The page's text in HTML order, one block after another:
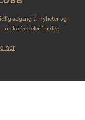
adgang til nyheter og
unike fordeler for deg
her